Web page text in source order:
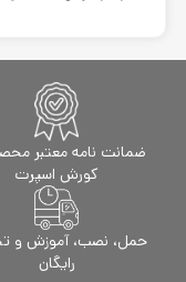
ضمانت نامه معتبر
کورش اسپرت
حمل، نصب، آموزش و
رایگان